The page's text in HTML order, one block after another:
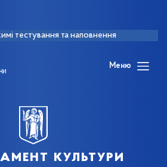
тестування та наповнення
Меню
культури